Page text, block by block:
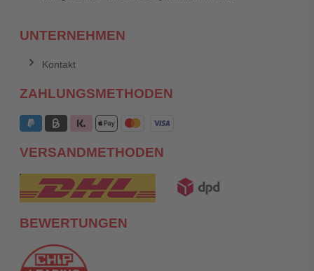
UNTERNEHMEN
Kontakt
ZAHLUNGSMETHODEN
VERSANDMETHODEN
BEWERTUNGEN